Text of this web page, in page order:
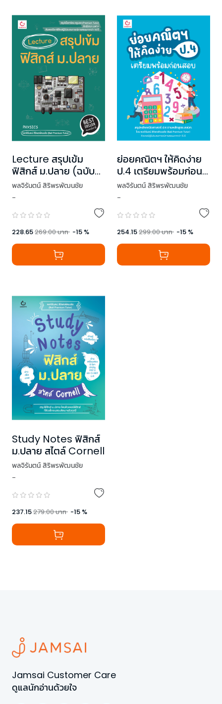
Lecture สรุปเข้ม
ฟิสิกส์ ม.ปลาย (ฉบับ
พิมพ์ใหม่)
พลจิรันตน์ สิริพรพัฒนชัย
-
228.65269.00บาท -15 %
ย่อยคณิตฯ ให้คิดง่าย
ป.4 เตรียมพร้อมก่อน
สอบ
พลจิรันตน์ สิริพรพัฒนชัย
-
254.15299.00บาท -15 %
Study Notes ฟิสิกส์
ม.ปลาย สไตล์ Cornell
พลจิรันตน์ สิริพรพัฒนชัย
-
237.15279.00บาท -15 %
Jamsai Customer Care
ดูแลนักอ่านด้วยใจ